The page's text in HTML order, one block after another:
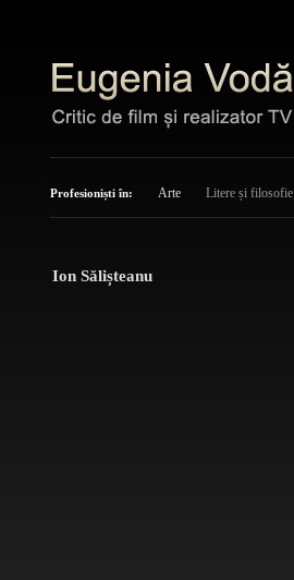
Profesioniști în: Arte Litere și filosofie
Ion Sălișteanu